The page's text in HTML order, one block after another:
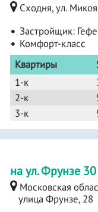
Сходня, ул.
Застройщик:
Комфорт-класс
Квартиры
1-к
2-к
3-к
на ул. Фрунзе
Московская
улица Фрунзе, 28